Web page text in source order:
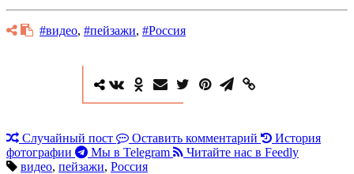
#видео, #пейзажи, #Россия
Случайный пост Оставить комментарий
История
фотографии
Мы в Telegram
Читайте нас в Feedly
видео, пейзажи, Россия